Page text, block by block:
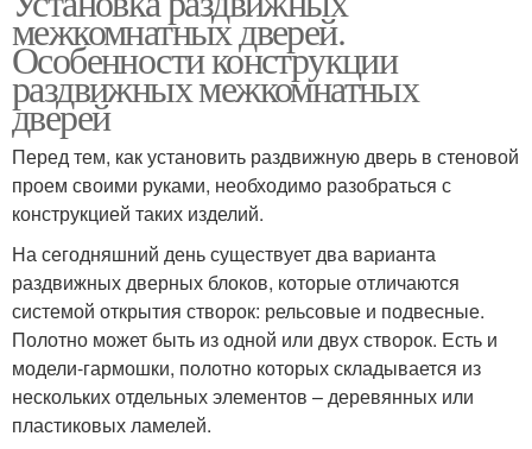
межкомнатных дверей.
Особенности конструкции
раздвижных межкомнатных
дверей
Перед тем, как установить раздвижную дверь в стеновой
проем своими руками, необходимо разобраться с
конструкцией таких изделий.
На сегодняшний день существует два варианта
раздвижных дверных блоков, которые отличаются
системой открытия створок: рельсовые и подвесные.
Полотно может быть из одной или двух створок. Есть и
модели-гармошки, полотно которых складывается из
нескольких отдельных элементов – деревянных или
пластиковых ламелей.